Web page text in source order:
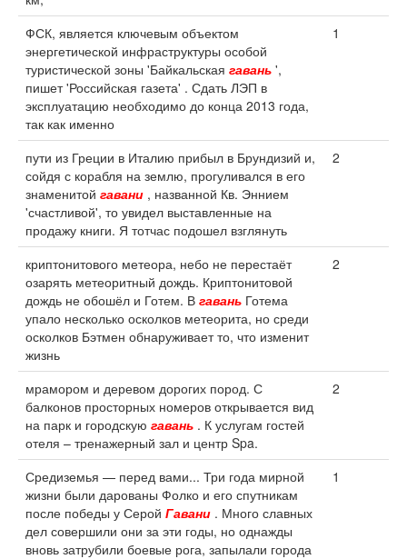
ФСК, является ключевым объектом
энергетической инфраструктуры особой
туристической зоны 'Байкальская гавань ',
пишет 'Российская газета' . Сдать ЛЭП в
эксплуатацию необходимо до конца 2013 года,
так как именно
1
пути из Греции в Италию прибыл в Брундизий и,
сойдя с корабля на землю, прогуливался в его
знаменитой гавани , названной Кв. Эннием
'счастливой', то увидел выставленные на
продажу книги. Я тотчас подошел взглянуть
2
криптонитового метеора, небо не перестаёт
озарять метеоритный дождь. Криптонитовой
дождь не обошёл и Готем. В гавань Готема
упало несколько осколков метеорита, но среди
осколков Бэтмен обнаруживает то, что изменит
жизнь
2
мрамором и деревом дорогих пород. С
балконов просторных номеров открывается вид
на парк и городскую гавань . К услугам гостей
отеля – тренажерный зал и центр Spa.
2
Средиземья — перед вами... Три года мирной
жизни были дарованы Фолко и его спутникам
после победы у Серой Гавани . Много славных
дел совершили они за эти годы, но однажды
вновь затрубили боевые рога, запылали города
1